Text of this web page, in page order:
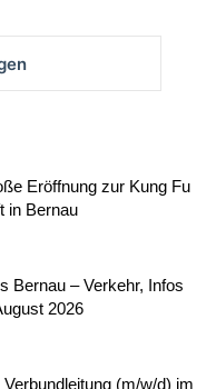
Eröffnung zur Kung Fu
in Bernau
Bernau – Verkehr, Infos
2026
(m/w/d) im